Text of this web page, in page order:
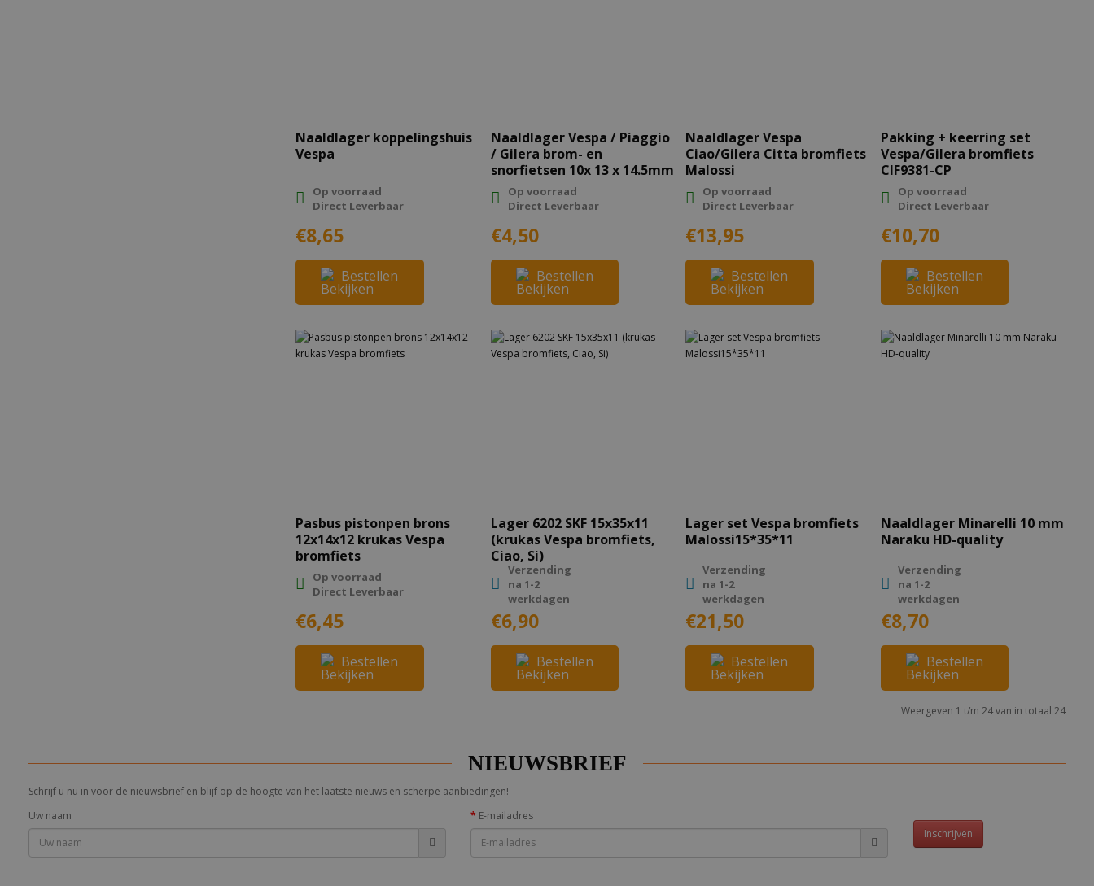
Naaldlager koppelingshuis
Vespa
Op voorraad
Direct Leverbaar
€8,65
Bestellen
Naaldlager Vespa / Piaggio
/ Gilera brom- en
snorfietsen 10x 13 x 14.5mm
Op voorraad
Direct Leverbaar
€4,50
Bestellen
Naaldlager Vespa
Ciao/Gilera Citta bromfiets
Malossi
Op voorraad
Direct Leverbaar
€13,95
Bestellen
Pakking + keerring set
Vespa/Gilera bromfiets
CIF9381-CP
Op voorraad
Direct Leverbaar
€10,70
Bestellen
Pasbus pistonpen brons
12x14x12 krukas Vespa
bromfiets
Op voorraad
Direct Leverbaar
€6,45
Bestellen
Lager 6202 SKF 15x35x11
(krukas Vespa bromfiets,
Ciao, Si)
Verzending
na 1-2
werkdagen
€6,90
Bestellen
Lager set Vespa bromfiets
Malossi15*35*11
Verzending
na 1-2
werkdagen
€21,50
Bestellen
Naaldlager Minarelli 10 mm
Naraku HD-quality
Verzending
na 1-2
werkdagen
€8,70
Bestellen
Weergeven 1 t/m 24 van in totaal 24
NIEUWSBRIEF
Schrijf u nu in voor de nieuwsbrief en blijf op de hoogte van het laatste nieuws en scherpe aanbiedingen!
Uw naam
E-mailadres
Inschrijven